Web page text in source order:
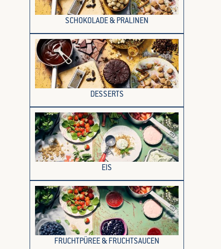
SCHOKOLADE & PRALINEN
DESSERTS
EIS
FRUCHTPÜREE & FRUCHTSAUCEN